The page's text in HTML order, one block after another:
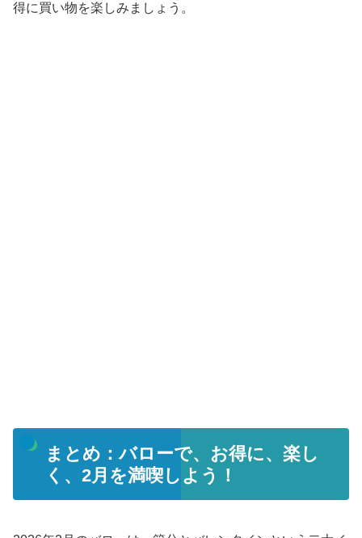
得に買い物を楽しみましょう。
まとめ：バローで、お得に、楽し
く、2月を満喫しよう！